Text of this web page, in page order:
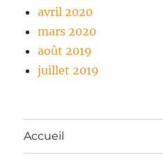
avril 2020
mars 2020
août 2019
juillet 2019
Accueil